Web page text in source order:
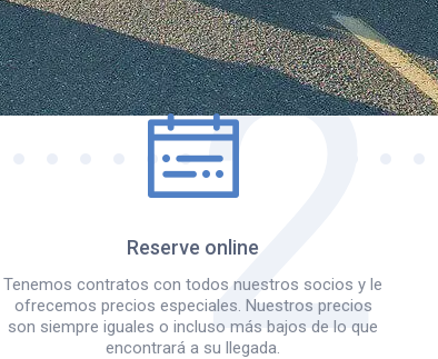
¿Cómo funciona?
Reserve online
Tenemos contratos con todos nuestros socios y le
ofrecemos precios especiales. Nuestros precios
son siempre iguales o incluso más bajos de lo que
encontrará a su llegada.